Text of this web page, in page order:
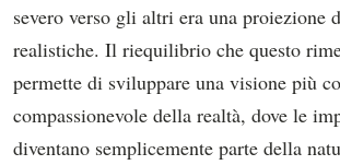
severo verso gli altri era una proiezione
realistiche. Il riequilibrio che questo
permette di sviluppare una visione più
compassionevole della realtà, dove le
diventano semplicemente parte della